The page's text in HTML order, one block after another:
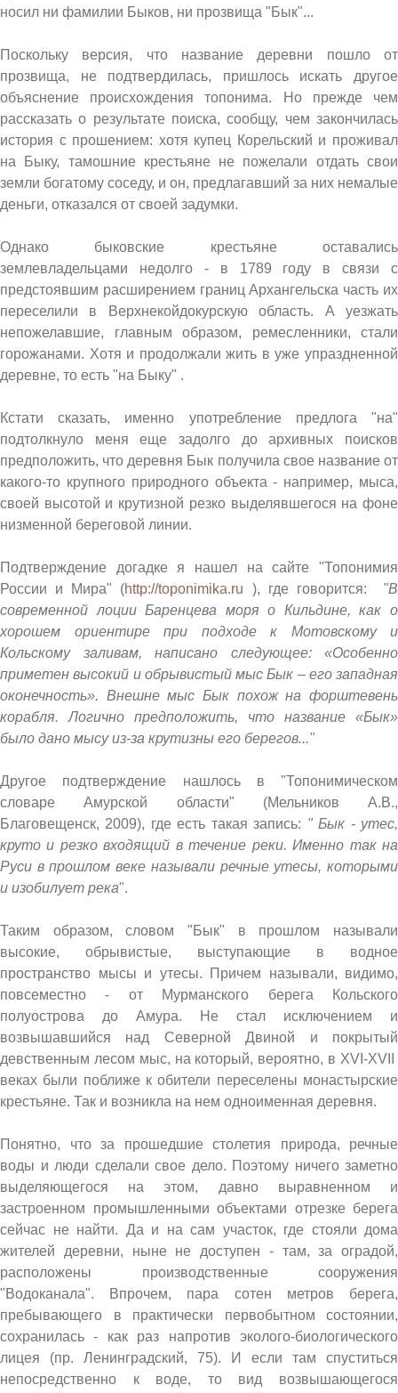
носил ни фамилии Быков, ни прозвища "Бык"...
Поскольку версия, что название деревни пошло от
прозвища, не подтвердилась, пришлось искать другое
объяснение происхождения топонима. Но прежде чем
рассказать о результате поиска, сообщу, чем закончилась
история с прошением: хотя купец Корельский и проживал
на Быку, тамошние крестьяне не пожелали отдать свои
земли богатому соседу, и он, предлагавший за них немалые
деньги, отказался от своей задумки.
Однако быковские крестьяне оставались
землевладельцами недолго - в 1789 году в связи с
предстоявшим расширением границ Архангельска часть их
переселили в Верхнекойдокурскую область. А уезжать
непожелавшие, главным образом, ремесленники, стали
горожанами. Хотя и продолжали жить в уже упраздненной
деревне, то есть "на Быку" .
Кстати сказать, именно употребление предлога "на"
подтолкнуло меня еще задолго до архивных поисков
предположить, что деревня Бык получила свое название от
какого-то крупного природного объекта - например, мыса,
своей высотой и крутизной резко выделявшегося на фоне
низменной береговой линии.
Подтверждение догадке я нашел на сайте "Топонимия
России и Мира" (http://toponimika.ru ), где говорится: "В
современной лоции Баренцева моря о Кильдине, как о
хорошем ориентире при подходе к Мотовскому и
Кольскому заливам, написано следующее: «Особенно
приметен высокий и обрывистый мыс Бык – его западная
оконечность». Внешне мыс Бык похож на форштевень
корабля. Логично предположить, что название «Бык»
было дано мысу из-за крутизны его берегов..."
Другое подтверждение нашлось в "Топонимическом
словаре Амурской области" (Мельников А.В.,
Благовещенск, 2009), где есть такая запись: " Бык - утес,
круто и резко входящий в течение реки. Именно так на
Руси в прошлом веке называли речные утесы, которыми
и изобилует река".
Таким образом, словом "Бык" в прошлом называли
высокие, обрывистые, выступающие в водное
пространство мысы и утесы. Причем называли, видимо,
повсеместно - от Мурманского берега Кольского
полуострова до Амура. Не стал исключением и
возвышавшийся над Северной Двиной и покрытый
девственным лесом мыс, на который, вероятно, в XVI-XVII
веках были поближе к обители переселены монастырские
крестьяне. Так и возникла на нем одноименная деревня.
Понятно, что за прошедшие столетия природа, речные
воды и люди сделали свое дело. Поэтому ничего заметно
выделяющегося на этом, давно выравненном и
застроенном промышленными объектами отрезке берега
сейчас не найти. Да и на сам участок, где стояли дома
жителей деревни, ныне не доступен - там, за оградой,
расположены производственные сооружения
"Водоканала". Впрочем, пара сотен метров берега,
пребывающего в практически первобытном состоянии,
сохранилась - как раз напротив эколого-биологического
лицея (пр. Ленинградский, 75). И если там спуститься
непосредственно к воде, то вид возвышающегося